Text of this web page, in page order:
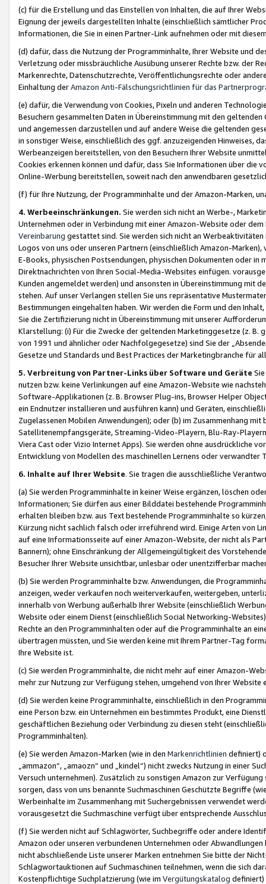
(c) für die Erstellung und das Einstellen von Inhalten, die auf Ihrer
Eignung der jeweils dargestellten Inhalte (einschließlich sämtlicher
Informationen, die Sie in einen Partner-Link aufnehmen oder mit
(d) dafür, dass die Nutzung der Programminhalte, Ihrer Website und
Verletzung oder missbräuchliche Ausübung unserer Rechte bzw. der
Markenrechte, Datenschutzrechte, Veröffentlichungsrechte oder
Einhaltung derAmazon Anti-Fälschungsrichtlinien für das
(e) dafür, die Verwendung von Cookies, Pixeln und anderen
Besuchern gesammelten Daten in Übereinstimmung mit den
und angemessen darzustellen und auf andere Weise die geltenden
in sonstiger Weise, einschließlich des ggf. anzuzeigenden Hinweises,
Werbeanzeigen bereitstellen, von den Besuchern Ihrer Website
Cookies erkennen können und dafür, dass Sie Informationen über die
Online-Werbung bereitstellen, soweit nach den anwendbaren
(f) für Ihre Nutzung, der Programminhalte und der Amazon-Marken,
4. Werbeeinschränkungen. Sie werden sich nicht an Werbe-,
Unternehmen oder in Verbindung mit einer Amazon-Website oder
Vereinbarung gestattet sind. Sie werden sich nicht an
Logos von uns oder unseren Partnern (einschließlich Amazon-
E-Books, physischen Postsendungen, physischen Dokumenten oder in
Direktnachrichten von Ihren Social-Media-Websites einfügen.
Kunden angemeldet werden) und ansonsten in Übereinstimmung mit
stehen. Auf unser Verlangen stellen Sie uns repräsentative
Bestimmungen eingehalten haben. Wir werden die Form und den
Sie die Zertifizierung nicht in Übereinstimmung mit unserer
Klarstellung: (i) Für die Zwecke der geltenden Marketinggesetze (z. B.
von 1991 und ähnlicher oder Nachfolgegesetze) sind Sie der
Gesetze und Standards und Best Practices der Marketingbranche für
5. Verbreitung von Partner-Links über Software und Geräte
nutzen bzw. keine Verlinkungen auf eine Amazon-Website wie
Software-Applikationen (z. B. Browser Plug-ins, Browser Helper
ein Endnutzer installieren und ausführen kann) und Geräten,
Zugelassenen Mobilen Anwendungen); oder (b) im Zusammenhang
Satellitenempfangsgeräte, Streaming-Video-Playern, Blu-Ray-
Viera Cast oder Vizio Internet Apps). Sie werden ohne ausdrückliche
Entwicklung von Modellen des maschinellen Lernens oder
6. Inhalte auf Ihrer Website. Sie tragen die ausschließliche
(a) Sie werden Programminhalte in keiner Weise ergänzen, löschen
Informationen; Sie dürfen aus einer Bilddatei bestehende
erhalten bleiben bzw. aus Text bestehende Programminhalte so
Kürzung nicht sachlich falsch oder irreführend wird. Einige Arten von
auf eine Informationsseite auf einer Amazon-Website, der nicht als
Bannern); ohne Einschränkung der Allgemeingültigkeit des
Besucher Ihrer Website unsichtbar, unlesbar oder unentzifferbar
(b) Sie werden Programminhalte bzw. Anwendungen, die
anzeigen, weder verkaufen noch weiterverkaufen, weitergeben,
innerhalb von Werbung außerhalb Ihrer Website (einschließlich
Website oder einem Dienst (einschließlich Social Networking-
Rechte an den Programminhalten oder auf die Programminhalte an
übertragen müssten, und Sie werden keine mit Ihrem Partner-Tag
Ihre Website ist.
(c) Sie werden Programminhalte, die nicht mehr auf einer Amazon-
mehr zur Nutzung zur Verfügung stehen, umgehend von Ihrer
(d) Sie werden keine Programminhalte, einschließlich in den
eine Person bzw. ein Unternehmen ein bestimmtes Produkt, eine
geschäftlichen Beziehung oder Verbindung zu diesen steht
Programminhalten).
(e) Sie werden Amazon-Marken (wie in den Markenrichtlinien definiert)
„ammazon“, „amaozn“ und „kindel“) nicht zwecks Nutzung in einer
Versuch unternehmen). Zusätzlich zu sonstigen Amazon zur
sorgen, dass von uns benannte Suchmaschinen Geschützte Begriffe
Werbeinhalte im Zusammenhang mit Suchergebnissen verwendet
vorausgesetzt die Suchmaschine verfügt über entsprechende
(f) Sie werden nicht auf Schlagwörter, Suchbegriffe oder andere
Amazon oder unseren verbundenen Unternehmen oder
nicht abschließende Liste unserer Marken entnehmen Sie bitte der
Schlagwortauktionen auf Suchmaschinen teilnehmen, wenn die sich
Kostenpflichtige Suchplatzierung (wie im Vergütungskatalog definiert)